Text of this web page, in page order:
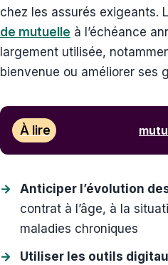
chez les assurés exigeants.
de mutuelle à l’échéance
largement utilisée,
bienvenue ou améliorer ses
À lire
Anticiper l’évolution
contrat à l’âge, à la
maladies chroniques
Utiliser les outils